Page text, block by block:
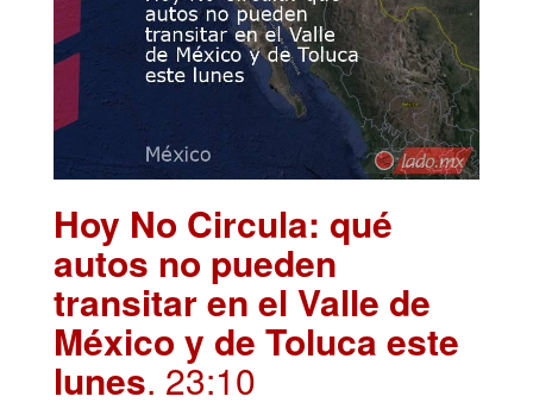
Hoy No Circula: qué
autos no pueden
transitar en el Valle de
México y de Toluca este
lunes. 23:10